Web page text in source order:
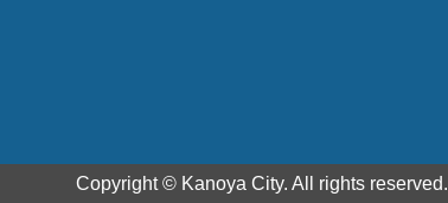
Copyright © Kanoya City. All rights reserved.